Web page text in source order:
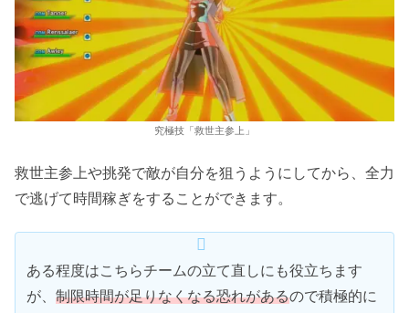
究極技「救世主参上」
救世主参上や挑発で敵が自分を狙うようにしてから、全力
で逃げて時間稼ぎをすることができます。
ある程度はこちらチームの立て直しにも役立ちます
が、 制限時間が足りなくなる恐れがあるので積極的に